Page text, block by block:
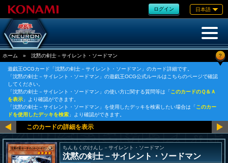
ログイン 日本語
ホーム » 沈黙の剣士－サイレント・ソードマン ?
遊戯王OCGカード「沈黙の剣士－サイレント・ソードマン」のカード詳細です。
「沈黙の剣士－サイレント・ソードマン」の遊戯王OCG公式ルールはこちらのページで確認
してください。
「沈黙の剣士－サイレント・ソードマン」の使い方に関する質問等は「このカードのＱ＆Ａ
を表示 」より確認ができます。
「沈黙の剣士－サイレント・ソードマン」を使用したデッキを検索したい場合は「このカー
ドを使用したデッキを検索 」より確認ができます。
ちんもくのけんし－サイレント・ソードマン
沈黙の剣士－サイレント・ソードマン